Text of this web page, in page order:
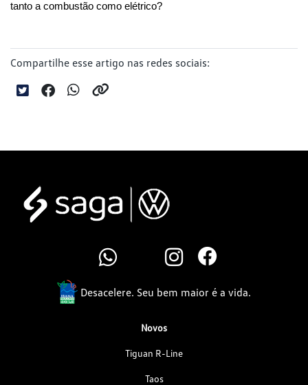
tanto a combustão como elétrico?
Compartilhe esse artigo nas redes sociais:
Desacelere. Seu bem maior é a vida.
Novos
Tiguan R-Line
Taos